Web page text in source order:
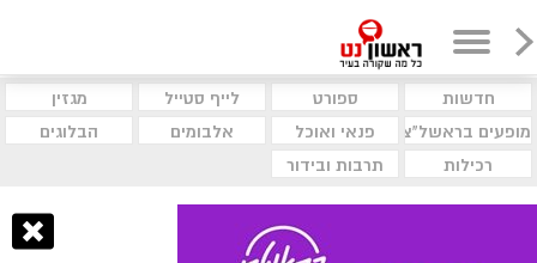
חדשות ספורט לייף סטייל
מגזין
מופעים בראשל"צ
פנאי ואוכל אלבומים
הבלוגים
רכילות
תרבות ובידור